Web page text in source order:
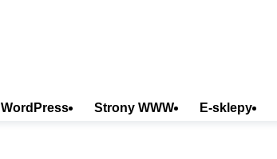
WordPress Strony WWW E-sklepy